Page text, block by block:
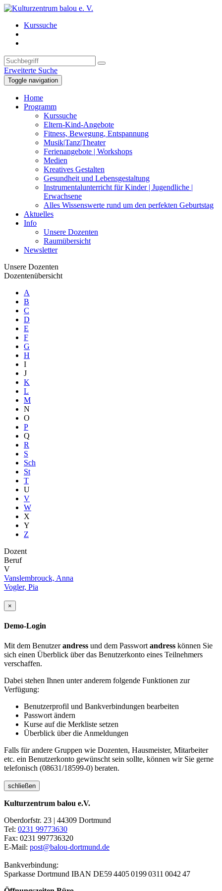
Kurssuche
Erweiterte Suche
Toggle navigation
Home
Programm
Kurssuche
Eltern-Kind-Angebote
Fitness, Bewegung, Entspannung
Musik|Tanz|Theater
Ferienangebote | Workshops
Medien
Kreatives Gestalten
Gesundheit und Lebensgestaltung
Instrumentalunterricht für Kinder | Jugendliche |
Erwachsene
Alles Wissenswerte rund um den perfekten Geburtstag
Aktuelles
Info
Unsere Dozenten
Raumübersicht
Newsletter
Unsere Dozenten
Dozentenübersicht
A
B
C
D
E
F
G
H
I
J
K
L
M
N
O
P
Q
R
S
Sch
St
T
U
V
W
X
Y
Z
Dozent
Beruf
V
Vanslembrouck, Anna
Vogler, Pia
×
Demo-Login
Mit dem Benutzerandress und dem Passwort andress können Sie
sich einen Überblick über das Benutzerkonto eines Teilnehmers
verschaffen.
Dabei stehen Ihnen unter anderem folgende Funktionen zur
Verfügung:
Benutzerprofil und Bankverbindungen bearbeiten
Passwort ändern
Kurse auf die Merkliste setzen
Überblick über die Anmeldungen
Falls für andere Gruppen wie Dozenten, Hausmeister, Mitarbeiter
etc. ein Benutzerkonto gewünscht sein sollte, können wir Sie gerne
telefonisch (08631/18599-0) beraten.
schließen
Kulturzentrum balou e.V.
Oberdorfstr. 23 | 44309 Dortmund
Tel: 0231 99773630
Fax: 0231 997736320
E-Mail: post@balou-dortmund.de
Bankverbindung:
Sparkasse Dortmund IBAN DE59 4405 0199 0311 0042 47